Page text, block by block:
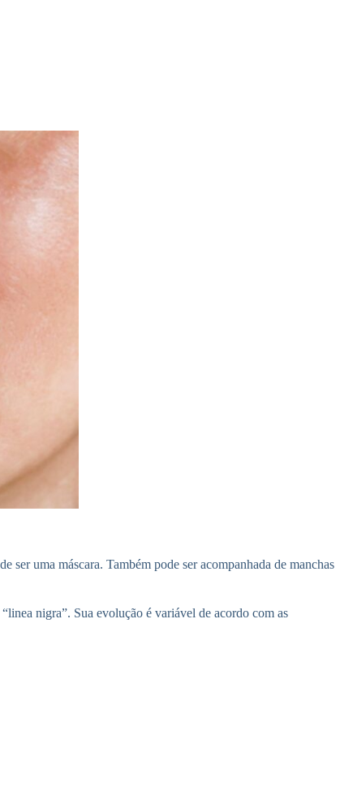
ser uma máscara. Também pode ser acompanhada de manchas
nigra”. Sua evolução é variável de acordo com as